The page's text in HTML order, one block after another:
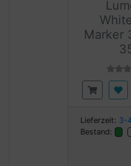
Marker
Lieferzeit: 3-
Bestand: